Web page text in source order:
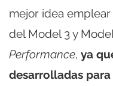
mejor idea emplear
del Model 3 y
Performance, ya
desarrolladas